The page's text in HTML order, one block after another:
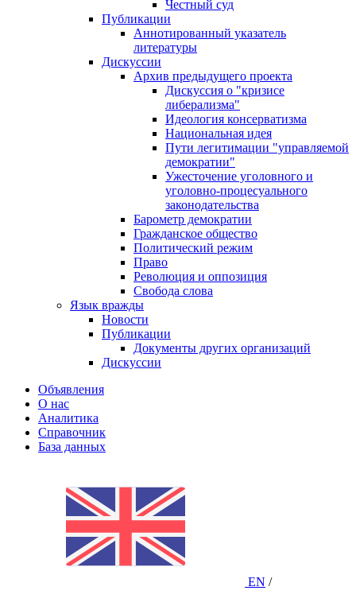
Честный суд
Публикации
Аннотированный указатель
литературы
Дискуссии
Архив предыдущего проекта
Дискуссия о "кризисе
либерализма"
Идеология консерватизма
Национальная идея
Пути легитимации "управляемой
демократии"
Ужесточение уголовного и
уголовно-процесуального
законодательства
Барометр демократии
Гражданское общество
Политический режим
Право
Революция и оппозиция
Свобода слова
Язык вражды
Новости
Публикации
Документы других организаций
Дискуссии
Объявления
О нас
Аналитика
Справочник
База данных
EN /